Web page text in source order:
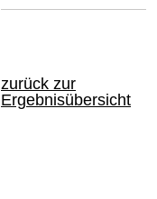
zurück zur
Ergebnisübersicht